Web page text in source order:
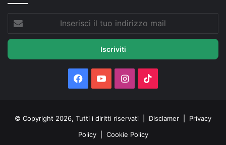
tuo
mail
Facebook
You Instagram
© Copyright 2026, Tutti i diritti riservati | Disclamer
Privacy
Policy
Cookie Policy